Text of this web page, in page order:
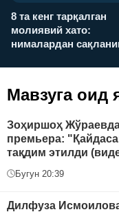
8 та кенг тарқалган
молиявий хато:
нималардан
Мавзуга оид
Зоҳиршоҳ
премьера:
тақдим этилди
Бугун 20:39
Дилфуза